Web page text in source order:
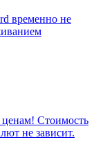
временно не
Стоимость
не зависит.